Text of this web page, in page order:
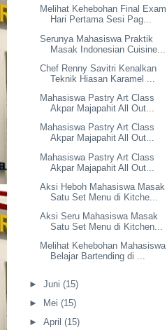
Melihat Kehebohan Final Exam
Hari Pertama Sesi Pag...
Serunya Mahasiswa Praktik
Masak Indonesian Cuisine...
Chef Renny Savitri Kenalkan
Teknik Hiasan Karamel ...
Mahasiswa Pastry Art Class
Akpar Majapahit All Out...
Mahasiswa Pastry Art Class
Akpar Majapahit All Out...
Mahasiswa Pastry Art Class
Akpar Majapahit All Out...
Aksi Heboh Mahasiswa Masak
Satu Set Menu di Kitche...
Aksi Seru Mahasiswa Masak
Satu Set Menu di Kitchen...
Melihat Kehebohan Mahasiswa
Belajar Bartending di ...
► Juni (15)
►
Mei (15)
► April (15)